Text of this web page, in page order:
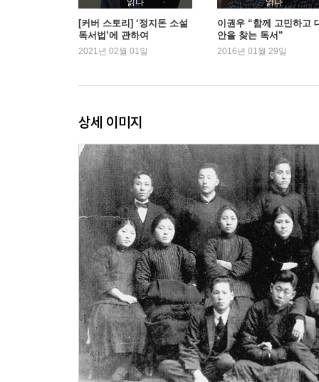
4장 서울로의 짧은 귀환(1945~1946년)
현앨리스, 도쿄를 거쳐 서울로 부임하다(1945년 12
민간통신검열단의 현앨리스
현앨리스와 주한미군 내 공산주의 그룹
서울에서 추방된 현앨리스
5장 『독립』·재미한인 진보진영에 가담하다
로스앤젤레스로의 대이동 1946년
재미한인 진보진영: 중국후원회-조선의용대 미주
미주지부-『독립』
『독립』·재미조선인민주전선에서의 활동
한줄기 빛: 체코의 한흥수
김일성·박헌영에게 편지를 쓰다(1948년)
6장 희망의 빛, 죽음의 길: 체코에서의 몇 개월
체코로 향하는 현앨리스와 정웰링턴(1948~1949년)
읽다
[커버 스토리] ‘정지돈 소설
독서법’에 관하여
2021년 02월 01일
읽다
이권우 “함께 고민하고
안을 찾는 독서”
2016년 01월 29일
상세 이미지